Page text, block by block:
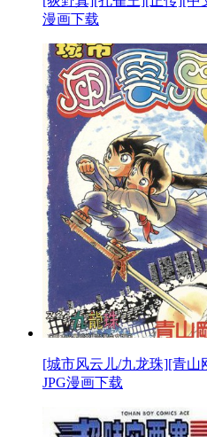
漫画下载
[城市风云儿/九龙珠][青山
JPG漫画下载